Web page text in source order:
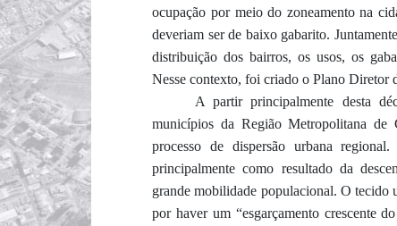
ocupação por meio do zoneamento na
deveriam ser de baixo gabarito. Juntamente
distribuição dos bairros, os usos, os
Nesse contexto, foi criado o Plano Diretor
Apartirprincipalmente desta
municípios da Região Metropolitana de
processo de dispersão urbana regional.
principalmente como resultado da
grande mobilidade populacional. O tecido
por haver um “esgarçamento crescente